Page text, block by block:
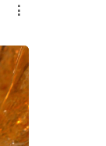
⋮